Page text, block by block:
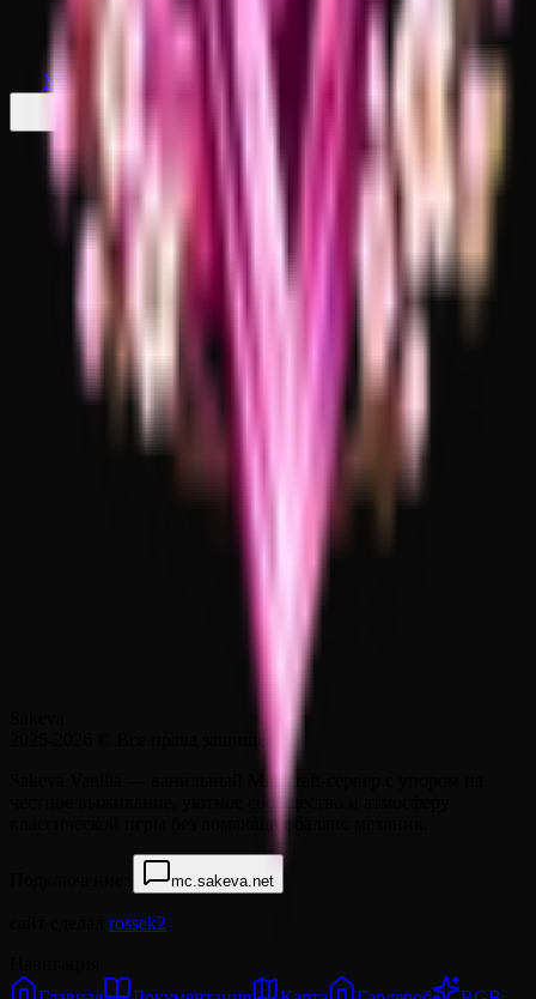
Музыкальные Пластинки
© Все права защищены.
Sakeva Vanilla — ванильный Minecraft-сервер с упором на
честное выживание, уютное сообщество и атмосферу
классической игры без ломающих баланс механик.
mc.sakeva.net
rossek2